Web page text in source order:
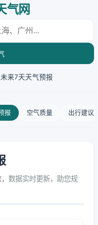
气网
来7天天气预报
报 空气质量 出行建议
数据实时更新，助您规